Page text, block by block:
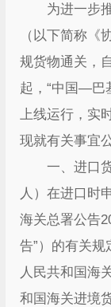
为进一步
（以下简称《
规货物通关，
起，“中国—巴
上线运行，实
现就有关事宜
一、进口
人）在进口时
海关总署公告
告”）的有关规
人民共和国海
和国海关进境